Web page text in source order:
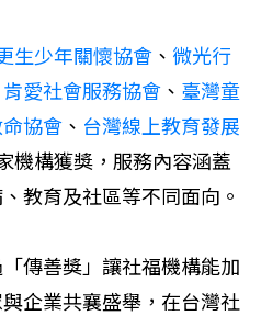
生少年關懷協會 、 微光行
肯愛社會服務協會 、 臺灣童
協會 、 台灣線上教育發展
機構獲獎，服務內容涵蓋
教育及社區等不同面向。
傳善獎」讓社福機構能加
企業共襄盛舉，在台灣社